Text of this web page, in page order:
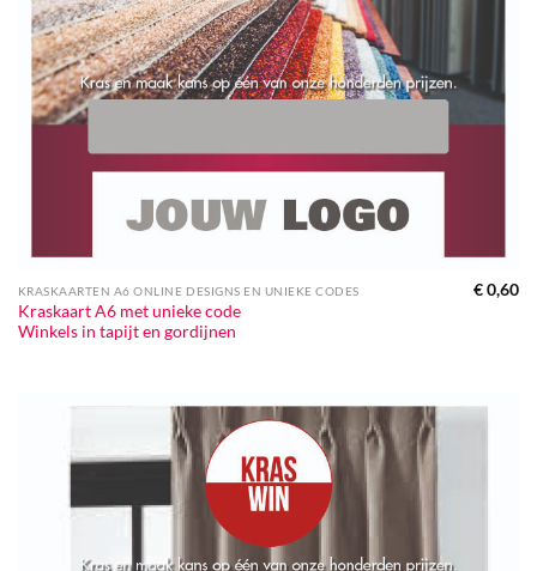
KRASKAARTEN A6 ONLINE DESIGNS EN UNIEKE CODES
Kraskaart A6 met unieke code
Winkels in tapijt en gordijnen
€0,60